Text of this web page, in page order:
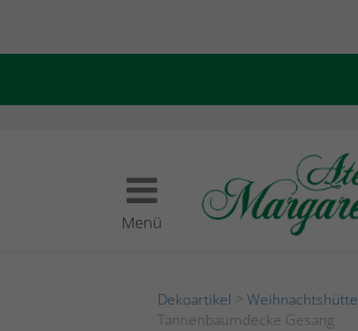
Menü
Dekoartikel Weihnachtshütte
Tannenbaumdecke Gesang